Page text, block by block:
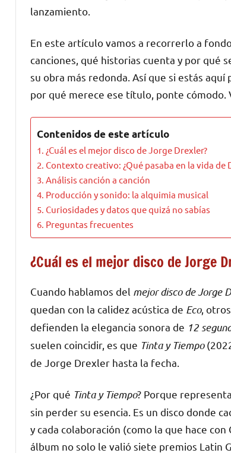
lanzamiento.
En este artículo vamos a recorrerlo a
canciones, qué historias cuenta y por
su obra más redonda. Así que si estás
por qué merece ese título, ponte cómodo.
Contenidos de este artículo
¿Cuál es el mejor disco de Jorge Drexler?
Contexto creativo: ¿Qué pasaba en la vida de
Análisis canción a canción
Producción y sonido: la alquimia musical
Curiosidades y datos que quizá no sabías
Preguntas frecuentes
¿Cuál es el mejor disco de Jorge
Cuando hablamos del mejor disco de Jorge
quedan con la calidez acústica de Eco,
defienden la elegancia sonora de 12
suelen coincidir, es que Tinta y Tiempo
de Jorge Drexler hasta la fecha.
¿Por qué Tinta y Tiempo? Porque
sin perder su esencia. Es un disco donde
y cada colaboración (como la que hace
álbum no solo le valió siete premios Latin